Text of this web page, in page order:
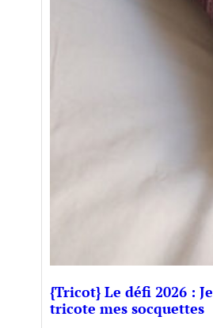
{Tricot} Le défi 2026 : Je
tricote mes socquettes